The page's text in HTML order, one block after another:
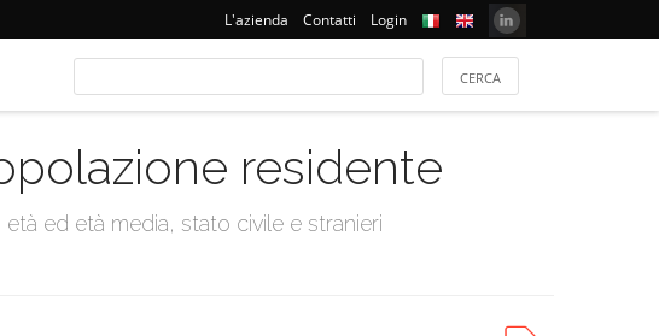
L'azienda Contatti Login
residente
ed età media, stato civile e stranieri